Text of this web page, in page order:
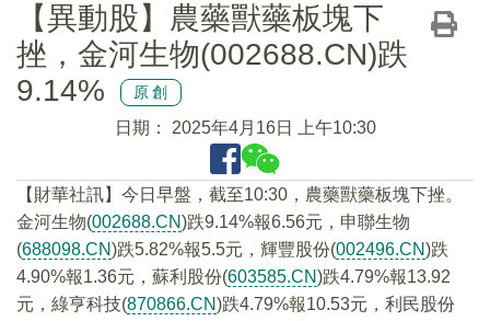
【異動股】農藥獸藥板塊下
挫，金河生物(002688.CN)跌
9.14%
原創
日期： 2025年4月16日 上午10:30
【財華社訊】今日早盤，截至10:30，農藥獸藥板塊下挫。
金河生物(002688.CN)跌9.14%報6.56元，申聯生物
(688098.CN)跌5.82%報5.5元，輝豐股份(002496.CN)跌
4.90%報1.36元，蘇利股份(603585.CN)跌4.79%報13.92
元，綠亨科技(870866.CN)跌4.79%報10.53元，利民股份